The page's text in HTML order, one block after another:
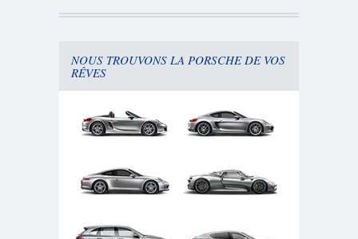
NOUS TROUVONS LA PORSCHE DE VOS
RÊVES